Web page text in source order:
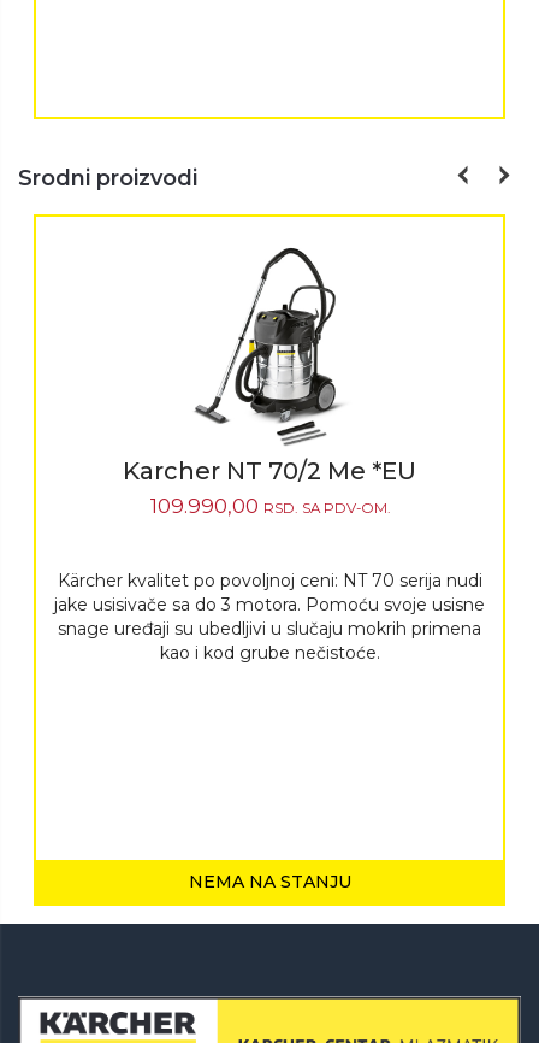
Srodni proizvodi
Karcher NT 70/2 Me *EU
109.990,00 RSD. SA PDV-OM.
Kärcher kvalitet po povoljnoj ceni: NT 70 serija nudi
jake usisivače sa do 3 motora. Pomoću svoje usisne
snage uređaji su ubedljivi u slučaju mokrih primena
kao i kod grube nečistoće.
NEMA NA STANJU